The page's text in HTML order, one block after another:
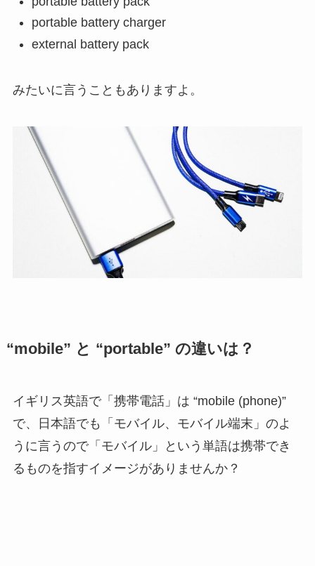
portable battery charger
external battery pack
みたいに言うこともありますよ。
“mobile” と “portable” の違いは？
イギリス英語で「携帯電話」は “mobile (phone)”
で、日本語でも「モバイル、モバイル端末」のよ
うに言うので「モバイル」という単語は携帯でき
るものを指すイメージがありませんか？